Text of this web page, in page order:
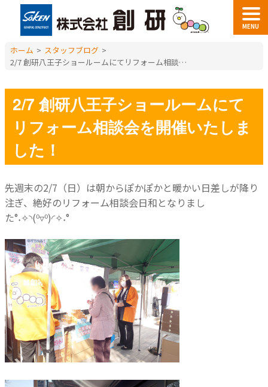
MENU
ホーム > スタッフブログ >
2/7 創研八王子ショールームにてリフォーム相談会を開催いたしました！
2/7 創研八王子ショールームにて
リフォーム相談会を開催いたしま
した！
先週末の2/7（日）は朝からぽかぽかと暖かい日差しが降り
注ぎ、絶好のリフォーム相談会日和となりまし
た°˖✧◝(⁰▿⁰)◜✧˖°